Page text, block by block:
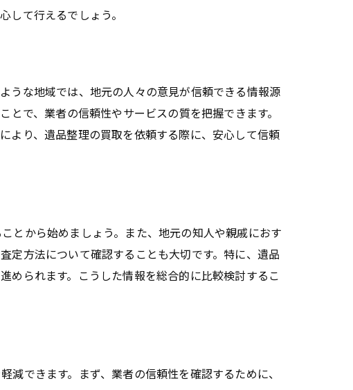
して行えるでしょう。
うな地域では、地元の人々の意見が信頼できる情報源
で、業者の信頼性やサービスの質を把握できます。
より、遺品整理の買取を依頼する際に、安心して信頼
とから始めましょう。また、地元の知人や親戚におす
定方法について確認することも大切です。特に、遺品
められます。こうした情報を総合的に比較検討するこ
できます。まず、業者の信頼性を確認するために、